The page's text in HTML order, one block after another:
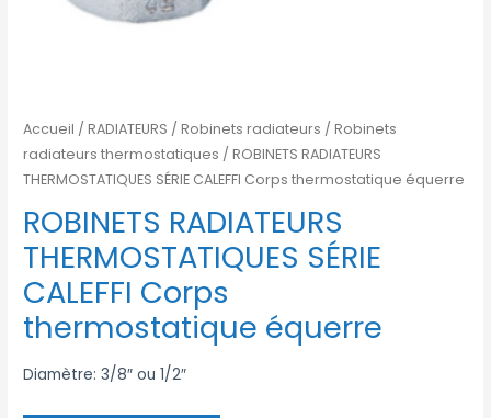
Accueil /RADIATEURS /Robinets radiateurs /Robinets
radiateurs thermostatiques / ROBINETS RADIATEURS
THERMOSTATIQUES SÉRIE CALEFFI Corps thermostatique équerre
ROBINETS RADIATEURS
THERMOSTATIQUES SÉRIE
CALEFFI Corps
thermostatique équerre
Diamètre: 3/8″ ou 1/2″